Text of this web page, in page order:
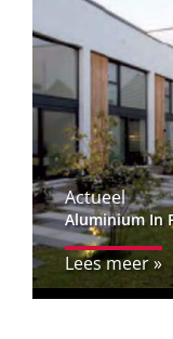
Actueel
Aluminium In
Lees meer »